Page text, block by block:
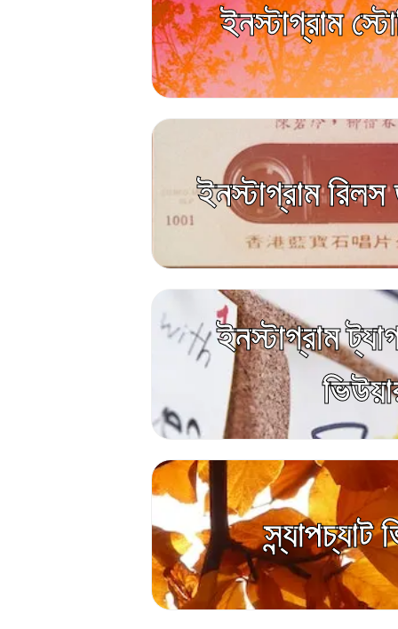
ইনস্টাগ্রাম
ইনস্টাগ্রাম
ইনস্টাগ্রাম
স্ন্যাপচ্যাট